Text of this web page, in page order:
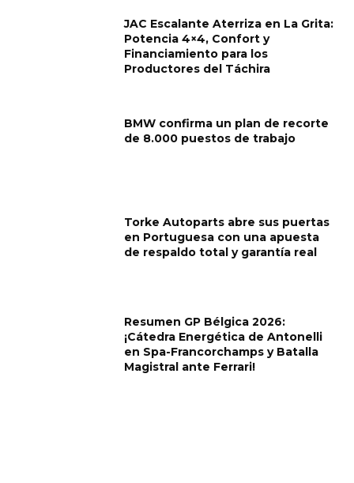
JAC Escalante Aterriza en La Grita:
Potencia 4×4, Confort y
Financiamiento para los
Productores del Táchira
BMW confirma un plan de recorte
de 8.000 puestos de trabajo
Torke Autoparts abre sus puertas
en Portuguesa con una apuesta
de respaldo total y garantía real
Resumen GP Bélgica 2026:
¡Cátedra Energética de Antonelli
en Spa-Francorchamps y Batalla
Magistral ante Ferrari!